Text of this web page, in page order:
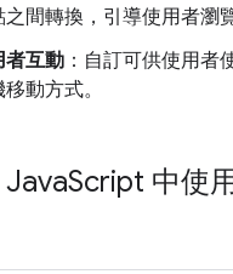
間轉換，引導使用者瀏
者互動 ：自訂可供使用者
動方式。
Script 中使